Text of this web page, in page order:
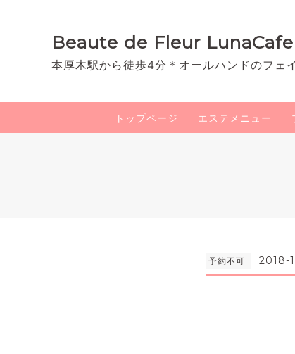
Beaute de Fleur LunaCafe
本厚木駅から徒歩4分＊オールハンドのフェ
トップページ エステメニュー
予約不可 2018-